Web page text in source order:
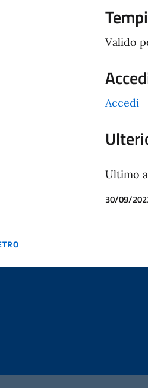
Valido
Accedi
Ultimo
30/09/